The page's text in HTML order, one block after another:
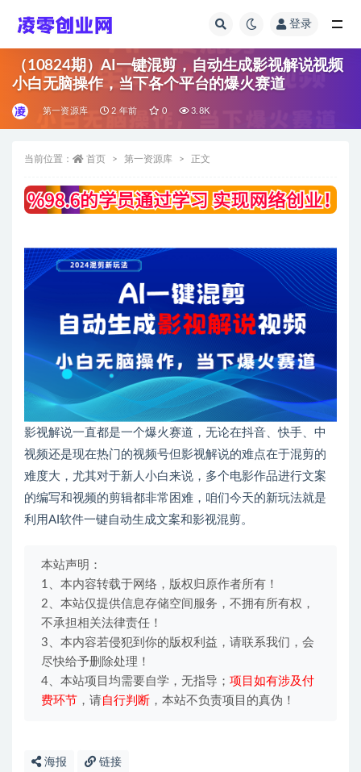
登录
（10824期）AI一键混剪，自动生成影视解说视频
小白无脑操作，当下各个平台的爆火赛道
第一资源库 2 年前 0 3.8K
当前位置： 首页 第一资源库 正文
影视解说一直都是一个爆火赛道，无论在抖音、快手、中
视频还是现在热门的视频号但影视解说的难点在于混剪的
难度大，尤其对于新人小白来说，多个电影作品进行文案
的编写和视频的剪辑都非常困难，咱们今天的新玩法就是
利用AI软件一键自动生成文案和影视混剪。
本站声明：
1、本内容转载于网络，版权归原作者所有！
2、本站仅提供信息存储空间服务，不拥有所有权，
不承担相关法律责任！
3、本内容若侵犯到你的版权利益，请联系我们，会
尽快给予删除处理！
4、本站项目均需要自学，无指导； 项目如有涉及付
费环节 ，请自行判断 ，本站不负责项目的真伪！
海报 链接